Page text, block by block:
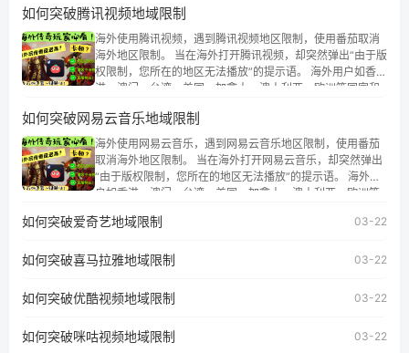
如何突破腾讯视频地域限制
海外使用腾讯视频，遇到腾讯视频地区限制，使用番茄取消
海外地区限制。 当在海外打开腾讯视频，却突然弹出“由于版
权限制，您所在的地区无法播放”的提示语。 海外用户如香
港、澳门、台湾、美国、加拿大、澳大利亚、欧洲等国家和
权限制问题，且仅能在中国大陆地区播放。 遇到这个问题的
朋友们，使用番茄回国加速器，即可解决「海外用户收听腾
讯视频地区版权限制」的问题，无论人在香港、澳门、台
湾、美国、加拿大、澳大利亚、欧洲等国家和地区工作、留
学、定居等，都可以使用，不再因地区和版权限制所困扰。
如何突破网易云音乐地域限制
海外使用网易云音乐，遇到网易云音乐地区限制，使用番茄
取消海外地区限制。 当在海外打开网易云音乐，却突然弹出
“由于版权限制，您所在的地区无法播放”的提示语。 海外用
户如香港、澳门、台湾、美国、加拿大、澳大利亚、欧洲等
地区及版权限制问题，且仅能在中国大陆地区播放。 遇到这
户收听网易云音乐地区版权限制」的问题，无论人在香港、
工作、留学、定居等，都可以使用，不再因地区和版权限制
所困扰。
如何突破爱奇艺地域限制 03-22
如何突破喜马拉雅地域限制 03-22
如何突破优酷视频地域限制 03-22
如何突破咪咕视频地域限制 03-22